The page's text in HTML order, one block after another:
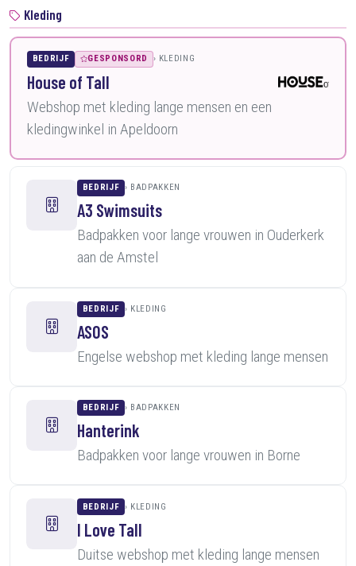
Kleding
BEDRIJF GESPONSORD KLEDING
House of Tall
Webshop met kleding lange mensen en een
kledingwinkel in Apeldoorn
BEDRIJF BADPAKKEN
A3 Swimsuits
Badpakken voor lange vrouwen in Ouderkerk
aan de Amstel
BEDRIJF KLEDING
ASOS
Engelse webshop met kleding lange mensen
BEDRIJF BADPAKKEN
Hanterink
Badpakken voor lange vrouwen in Borne
BEDRIJF KLEDING
I Love Tall
Duitse webshop met kleding lange mensen